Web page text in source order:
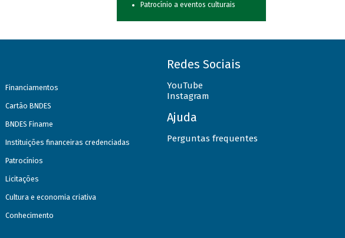
Patrocínio a eventos culturais
Financiamentos
Cartão BNDES
BNDES Finame
Instituições financeiras credenciadas
Patrocínios
Licitações
Cultura e economia criativa
Conhecimento
Redes Sociais
YouTube
Instagram
Ajuda
Perguntas frequentes